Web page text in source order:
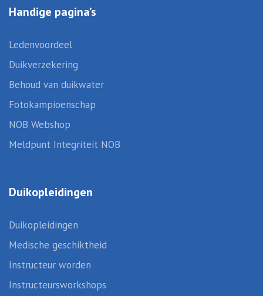
Handige pagina’s
Ledenvoordeel
Duikverzekering
Behoud van duikwater
Fotokampioenschap
NOB Webshop
Meldpunt Integriteit NOB
Duikopleidingen
Duikopleidingen
Medische geschiktheid
Instructeur worden
Instructeursworkshops